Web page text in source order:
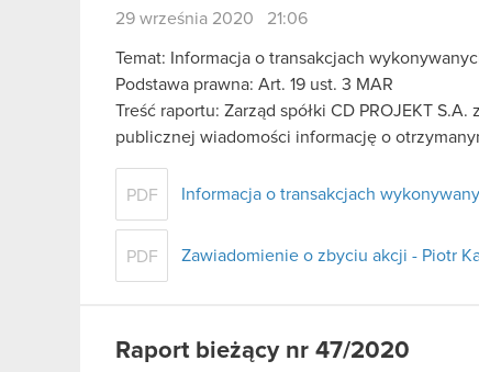
29 września 2020 21:06
Temat: Informacja o transakcjach
Podstawa prawna: Art. 19 ust. 3 MAR
Treść raportu: Zarząd spółki CD PROJEKT
publicznej wiadomości informację o
PDF Informacja o transakcjach
PDF Zawiadomienie o zbyciu akcji - Piotr
Raport bieżący nr 47/2020